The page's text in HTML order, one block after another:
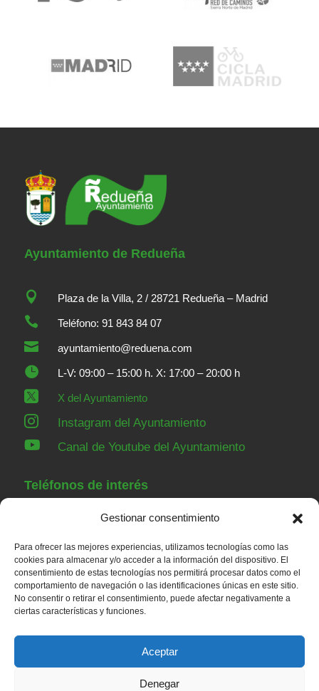
Gestionar consentimiento
Para ofrecer las mejores experiencias, utilizamos tecnologías como las
cookies para almacenar y/o acceder a la información del dispositivo. El
consentimiento de estas tecnologías nos permitirá procesar datos como el
comportamiento de navegación o las identificaciones únicas en este sitio.
No consentir o retirar el consentimiento, puede afectar negativamente a
ciertas características y funciones.
Aceptar
Denegar
Ayuntamiento de Redueña
 Plaza de la Villa, 2 / 28721 Redueña – Madrid
 Teléfono: 91 843 84 07
 ayuntamiento@reduena.com
 L-V: 09:00 – 15:00 h. X: 17:00 – 20:00 h
 X del Ayuntamiento
 Instagram del Ayuntamiento
 Canal de Youtube del Ayuntamiento
Teléfonos de interés
91 843 00 36Guardia Civil Torrelaguna
91 843 82 52Casa de Niños
91 848 23 43Servicios sociales
© 2026 – Ayuntamiento de Redueña |